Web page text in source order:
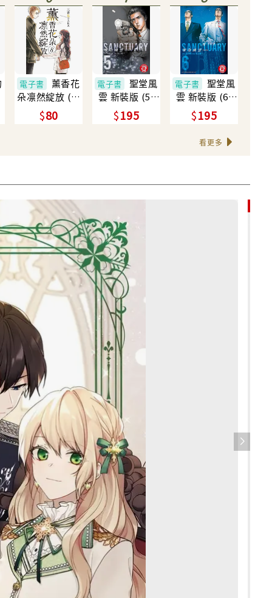
電子書
薰香花
朵凛然綻放 (8)
(電子書)
80
電子書
聖堂風
雲 新裝版 (5)
(電子書)
195
電子書
聖堂風
雲 新裝版 (6)
(電子書)
195
看更多